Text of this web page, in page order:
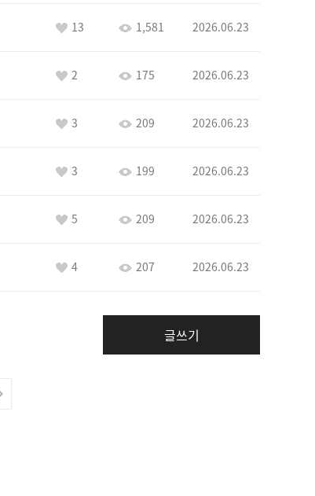
13 1,581 2026.06.23
2 175 2026.06.23
3 209 2026.06.23
3 199 2026.06.23
5 209 2026.06.23
4 207 2026.06.23
글쓰기